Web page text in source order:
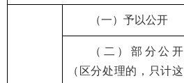
（一）予以公开
（二）部分公开
（区分处理的，只计这